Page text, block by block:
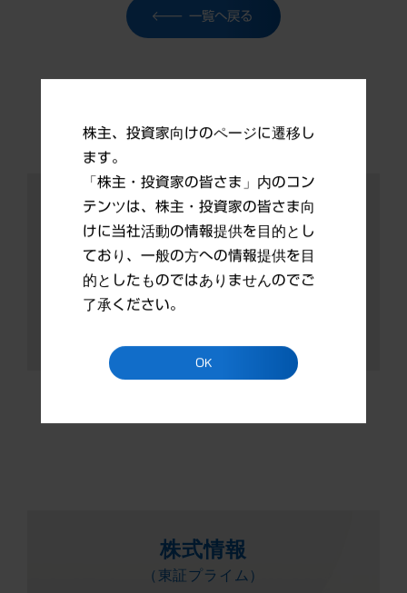
一覧へ戻る
PDFファイルを表示するには、Adobe
Readerの最新バージョンがインストール
されている必要があります。
株主、投資家向けのページに遷移し
ます。
「株主・投資家の皆さま」内のコン
テンツは、株主・投資家の皆さま向
けに当社活動の情報提供を目的とし
ており、一般の方への情報提供を目
的としたものではありませんのでご
了承ください。
OK